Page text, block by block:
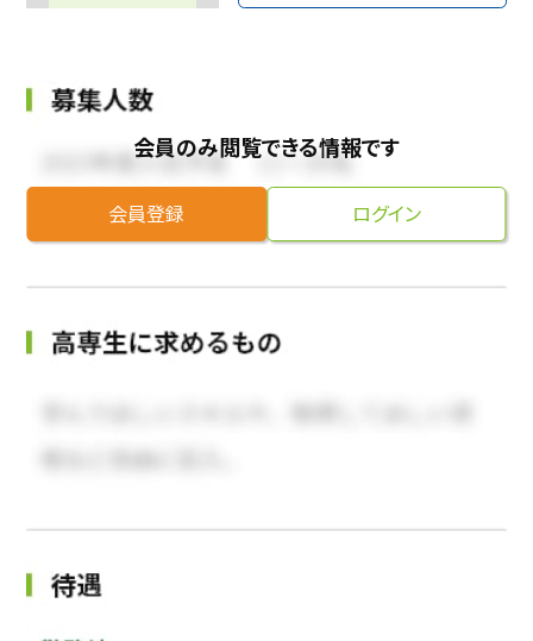
会員のみ閲覧できる情報です
会員登録 ログイン